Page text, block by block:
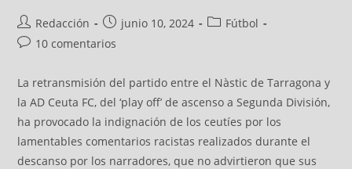
Redacción junio 10, 2024
Fútbol
10 comentarios
La retransmisión del partido entre el Nàstic de Tarragona y
la AD Ceuta FC, del ‘play off’ de ascenso a Segunda División,
ha provocado la indignación de los ceutíes por los
lamentables comentarios racistas realizados durante el
descanso por los narradores, que no advirtieron que sus